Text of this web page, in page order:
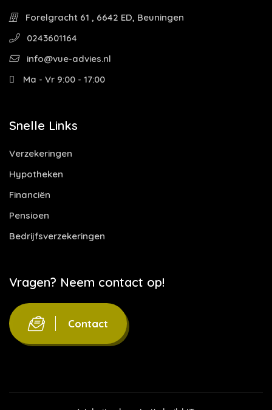
Forelgracht 61 , 6642 ED, Beuningen
0243601164
info@vue-advies.nl
Ma - Vr 9:00 - 17:00
Snelle Links
Verzekeringen
Hypotheken
Financiën
Pensioen
Bedrijfsverzekeringen
Vragen? Neem contact op!
Contact